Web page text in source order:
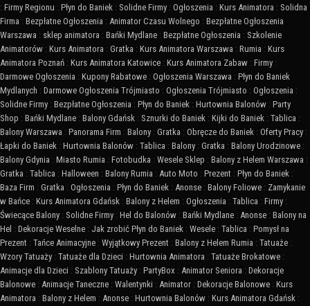
: Firmy Regionu : Płyn do Baniek : Solidne Firmy : Ogłoszenia : Kurs Animatora : Solidna
Firma : Bezpłatne Ogłoszenia : Animator Czasu Wolnego : Bezpłatne Ogłoszenia
Warszawa : sklep animatora : Bańki Mydlane : Bezpłatne Ogłoszenia : Szkolenie
Animatorów : Kurs Animatora : Gratka : Kurs Animatora Warszawa : Rumia : Kurs
Animatora Poznań : Kurs Animatora Katowice : Kurs Animatora Zabaw : Firmy :
Darmowe Ogłoszenia : Kupony Rabatowe : Ogłoszenia Warszawa : Płyn do Baniek
Mydlanych : Darmowe Ogłoszenia Trójmiasto : Ogłoszenia Trójmiasto : Ogłoszenia :
Solidne Firmy : Bezpłatne Ogłoszenia : Płyn do Baniek : Hurtownia Balonów : Party
Shop : Bańki Mydlane : Balony Gdańsk : Sznurki do Baniek : Kijki do Baniek : Tablica :
Balony Warszawa : Panorama Firm : Balony : Gratka : Obręcze do Baniek : Oferty Pracy :
Łapki do Baniek : Hurtownia Balonów : Tablica : Balony : Gratka : Balony Urodzinowe :
Balony Gdynia : Miasto Rumia : Fotobudka : Wesele Sklep : Balony z Helem Warszawa :
Gratka : Tablica : Halloween : Balony Rumia : Auto Moto : Prezent : Płyn do Baniek :
Baza Firm : Gratka : Ogłoszenia : Płyn do Baniek : Anonse : Balony Foliowe : Zamykanie
w Bańce : Kurs Animatora Gdańsk : Balony z Helem : Ogłoszenia : Tablica : Firmy :
Świecące Balony : Solidne Firmy : Hel do Balonów : Bańki Mydlane : Anonse : Balony na
Hel : Dekoracje Weselne : Jak zrobić Płyn do Baniek : Wesele : Tablica : Pomysł na
Prezent : Tańce Animacyjne : Wyjątkowy Prezent : Balony z Helem Rumia : Tatuaże :
Wzory Tatuaży : Tatuaże dla Dzieci : Hurtownia Animatora : Tatuaże Brokatowe :
Animacje dla Dzieci : Szablony Tatuaży : PartyBox : Animator Seniora : Dekoracje
Balonowe : Animacje Taneczne : Walentynki : Animator : Dekoracje Balonowe : Kurs
Animatora : Balony z Helem : Anonse : Hurtownia Balonów : Kurs Animatora Gdańsk :